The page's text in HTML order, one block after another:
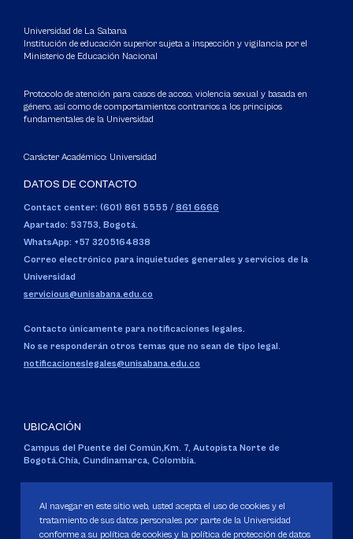
Universidad de La Sabana
Institución de educación superior sujeta a inspección y vigilancia por el
Ministerio de Educación Nacional
Protocolo de atención para casos de acoso, violencia sexual y basada en
género, así como de comportamientos contrarios a los principios
fundamentales de la Universidad
Carácter Académico: Universidad
DATOS DE CONTACTO
Contact center: (601) 861 5555 / 861 6666
Apartado: 53753, Bogotá.
WhatsApp: +57 3205164838
Correo electrónico para inquietudes generales y servicios de la
Universidad
servicious@unisabana.edu.co
Contacto únicamente para notificaciones legales.
No se responderán otros temas que no sean de tipo legal.
notificacioneslegales@unisabana.edu.co
UBICACIÓN
Campus del Puente del Común,Km. 7, Autopista Norte de
Bogotá.Chía, Cundinamarca, Colombia.
Personería Jurídica:Resolución 130 del 14 de enero de 1980.
Ministerio de Educación Nacional.
Al navegar en este sitio web, usted acepta el uso de cookies y el
tratamiento de sus datos personales por parte de la Universidad
conforme a su política de cookies y la política de protección de datos